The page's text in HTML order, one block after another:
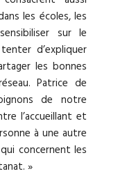
les écoles, les
sur le
d’expliquer
les bonnes
Patrice de
de notre
l’accueillant et
à une autre
concernent les
»